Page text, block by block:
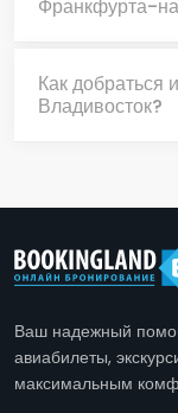
Франкфурта-
Как добраться
Владивосток?
Ваш надежный
авиабилеты,
максимальным